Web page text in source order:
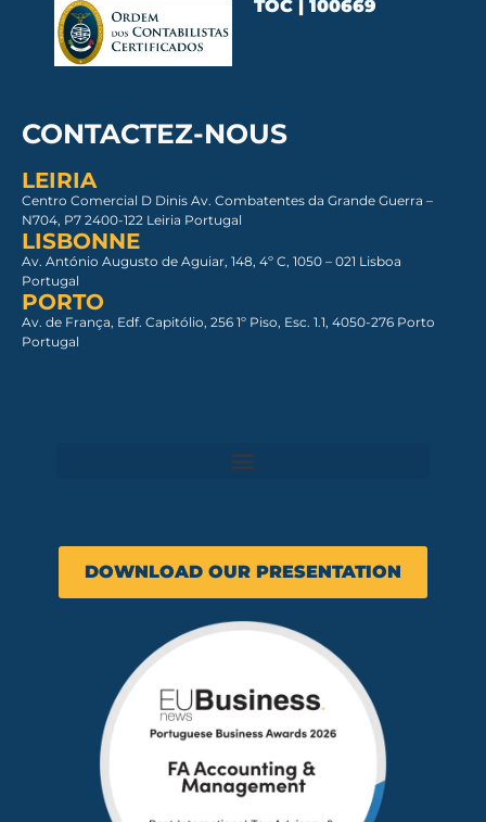
TOC | 100669
CONTACTEZ-NOUS
LEIRIA
Centro Comercial D Dinis Av. Combatentes da Grande Guerra –
N704, P7 2400-122 Leiria Portugal
LISBONNE
Av. António Augusto de Aguiar, 148, 4º C, 1050 – 021 Lisboa​
Portugal
PORTO
Av. de França, Edf. Capitólio, 256 1º Piso, Esc. 1.1, 4050-276 Porto
Portugal
DOWNLOAD OUR PRESENTATION